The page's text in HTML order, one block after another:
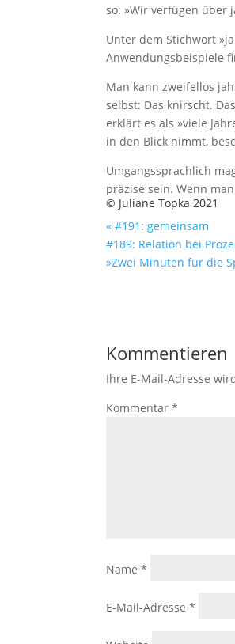
so: »Wir verfügen über
Unter dem Stichwort
Anwendungsbeispiele
Man kann zweifellos
selbst: Das knirscht.
erklärt es als »viele
in den Blick nimmt,
Umgangssprachlich
präzise sein. Wenn
© Juliane Topka 2021
« #191: gemeinsam
#189: Relation bei
»Zwei Minuten für die
Kommentieren
Ihre E-Mail-Adresse
Kommentar*
Name*
E-Mail-Adresse*